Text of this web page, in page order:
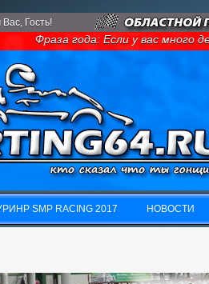
Вас, Гость!
Фраза года: Если у вас много
SMP RACING 2017 НОВОСТИ